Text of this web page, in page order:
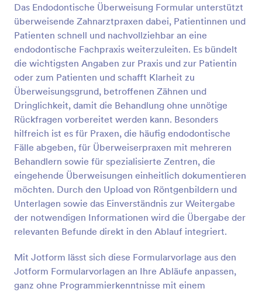
Das Endodontische Überweisung Formular unterstützt
überweisende Zahnarztpraxen dabei, Patientinnen und
Patienten schnell und nachvollziehbar an eine
endodontische Fachpraxis weiterzuleiten. Es bündelt
die wichtigsten Angaben zur Praxis und zur Patientin
oder zum Patienten und schafft Klarheit zu
Überweisungsgrund, betroffenen Zähnen und
Dringlichkeit, damit die Behandlung ohne unnötige
Rückfragen vorbereitet werden kann. Besonders
hilfreich ist es für Praxen, die häufig endodontische
Fälle abgeben, für Überweiserpraxen mit mehreren
Behandlern sowie für spezialisierte Zentren, die
eingehende Überweisungen einheitlich dokumentieren
möchten. Durch den Upload von Röntgenbildern und
Unterlagen sowie das Einverständnis zur Weitergabe
der notwendigen Informationen wird die Übergabe der
relevanten Befunde direkt in den Ablauf integriert.
Mit Jotform lässt sich diese Formularvorlage aus den
Jotform Formularvorlagen an Ihre Abläufe anpassen,
ganz ohne Programmierkenntnisse mit einem
Vorschau